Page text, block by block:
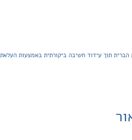
תוך עידוד חשיבה ביקורתית באמצעות